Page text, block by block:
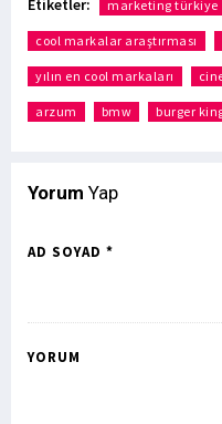
Etiketler: marketing türkiye
cool markalar araştırması
yılın en cool markaları
arzum bmw burger
Yorum Yap
AD SOYAD *
YORUM